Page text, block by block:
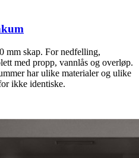
mm skap. For nedfelling,
med propp, vannlås og overløp.
har ulike materialer og ulike
ikke identiske.